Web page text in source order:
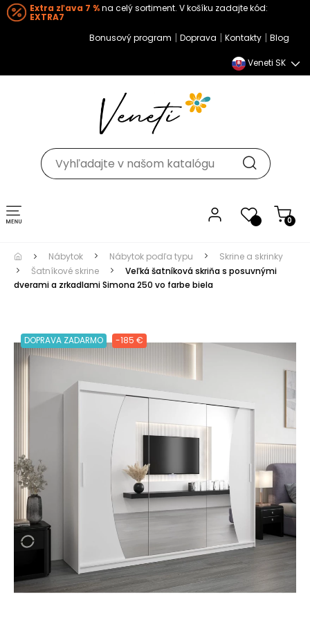
Extra zľava 7 %na celý sortiment. V košíku zadajte kód:
EXTRA7
Bonusový program | Doprava | Kontakty | Blog
Veneti SK
0
Toggle navigation
Nábytok Nábytok podľa typu
Skrine a skrinky
Šatníkové skrine
Veľká šatníková skriňa s posuvnými
dverami a zrkadlami Simona 250 vo farbe biela
DOPRAVA ZADARMO -185 €